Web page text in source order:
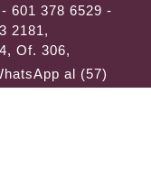
601 378 6529 -
2181,
Of. 306,
al (57)